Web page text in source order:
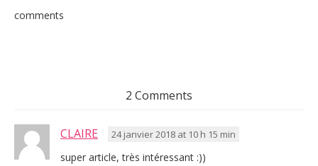
comments
2 Comments
CLAIRE 24 janvier 2018 at 10 h 15 min
super article, très intéressant :))